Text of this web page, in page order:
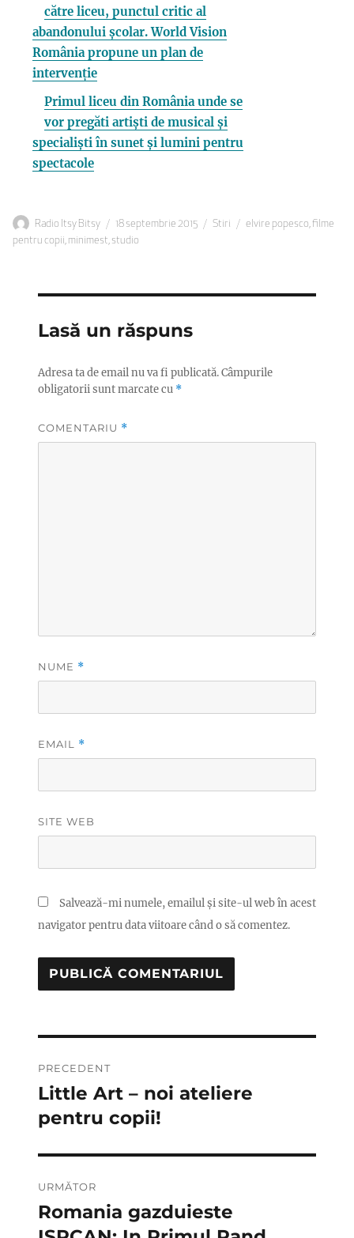
către liceu, punctul critic al
abandonului școlar. World Vision
România propune un plan de
intervenție
Primul liceu din România unde se
vor pregăti artiști de musical și
specialiști în sunet și lumini pentru
spectacole
Autor
Radio Itsy Bitsy
Publicat
pe
18 septembrie 2015 Categorii
Stiri Etichete
elvire popesco,filme
pentru copii, minimest, studio
Lasă un răspuns
Adresa ta de email nu va fi publicată.Câmpurile
obligatorii sunt marcate cu *
COMENTARIU *
NUME *
EMAIL *
SITE WEB
Salvează-mi numele, emailul și site-ul web în acest
navigator pentru data viitoare când o să comentez.
în
articole
PRECEDENT
Articolul
anterior:
Little Art – noi ateliere
pentru copii!
URMĂTOR
Articolul
următor:
Romania gazduieste